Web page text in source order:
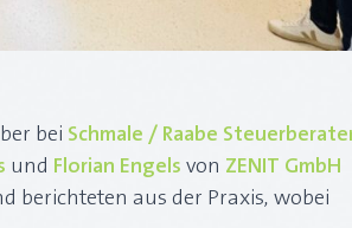
bei Schmale / Raabe
und Florian Engels von ZENIT GmbH
berichteten aus der Praxis, wobei